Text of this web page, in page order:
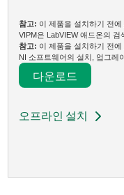
참고: 이 제품을 설치하기 전에
VIPM은 LabVIEW 애드온의 검
참고: 이 제품을 설치하기 전에
NI 소프트웨어의 설치, 업그레
다운로드​
오프라인 설치